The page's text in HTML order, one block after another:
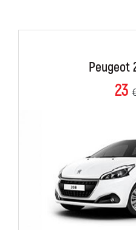
Peugeot
23